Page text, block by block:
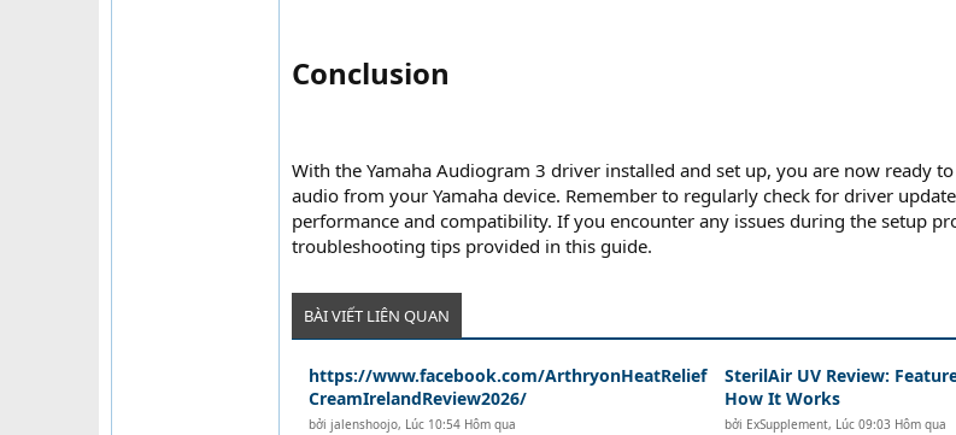
Conclusion​
With the Yamaha Audiogram 3 driver installed and set up, you are now ready
audio from your Yamaha device. Remember to regularly check for driver
performance and compatibility. If you encounter any issues during the setup
troubleshooting tips provided in this guide.
BÀI VIẾT LIÊN QUAN
https://www.facebook.com/ArthryonHeatRelief
CreamIrelandReview2026/
bởi jalenshoojo, Lúc 10:54 Hôm qua
SterilAir UV Review:
How It Works
bởi ExSupplement, Lúc 09:03 Hôm qua